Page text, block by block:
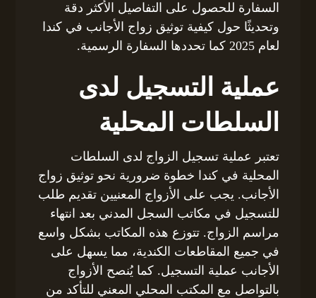
السفارة للحصول على التفاصيل الأكثر دقة
وتحديثًا حول كيفية توثيق زواج الأجانب في كندا
لعام 2025 كما تحددها السفارة الرسمية.
عملية التسجيل لدى
السلطات المحلية
تعتبر عملية تسجيل الزواج لدى السلطات
المحلية في كندا خطوة ضرورية نحو توثيق زواج
الأجانب. يجب على الأزواج المعنيين تقديم طلب
للتسجيل في مكاتب السجل المدني بعد انتهاء
مراسم الزواج. تتوزع هذه المكاتب بشكل واسع
في جميع المقاطعات الكندية، مما يسهل على
الأجانب عملية التسجيل. كما يُنصح الأزواج
بالتواصل مع المكتب المحلي المعني للتأكد من